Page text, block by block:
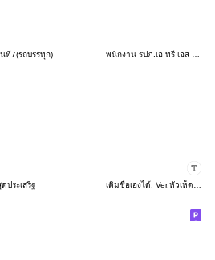
ที่7(รถบรรทุก) พนักงาน รปภ.เอ ทรี เอส โพรเทคชั่น
ประเสริฐ